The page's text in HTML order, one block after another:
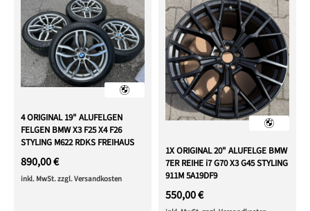
4 ORIGINAL 19" ALUFELGEN
FELGEN BMW X3 F25 X4 F26
STYLING M622 RDKS FREIHAUS
890,00 €
inkl. MwSt. zzgl. Versandkosten
1X ORIGINAL 20" ALUFELGE BMW
7ER REIHE i7 G70 X3 G45 STYLING
911M 5A19DF9
550,00 €